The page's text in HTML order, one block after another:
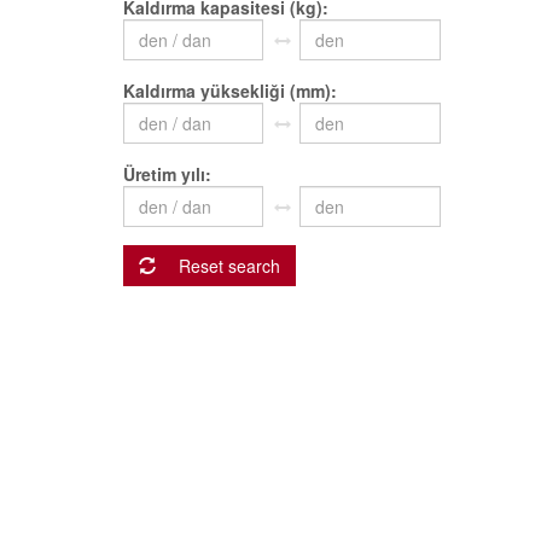
Kaldırma kapasitesi (kg)
Kaldırma yüksekliği (mm)
Üretim yılı
Reset search